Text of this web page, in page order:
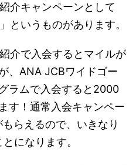
介キャンペーンとして
というものがあります。
介で入会するとマイルが
、ANA JCBワイドゴー
ラムで入会すると2000
す！通常入会キャンペー
らえるので、いきなり
になります。